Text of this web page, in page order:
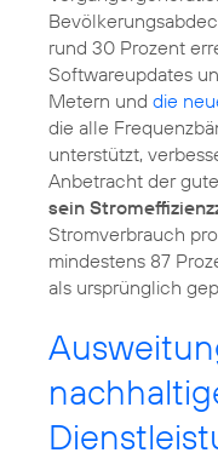
rund 30 Prozent
Softwareupdates
Metern und die
die alle
unterstützt,
Anbetracht der
sein
Stromverbrauch
mindestens 87
als ursprünglich